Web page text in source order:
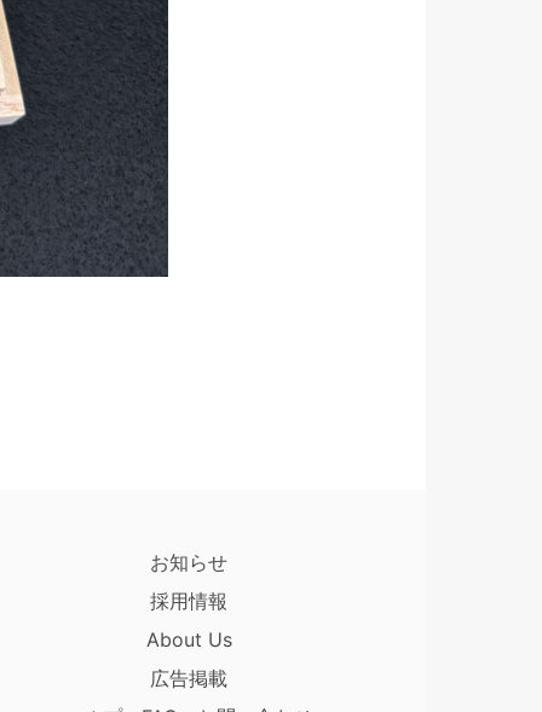
お知らせ
採用情報
About Us
広告掲載